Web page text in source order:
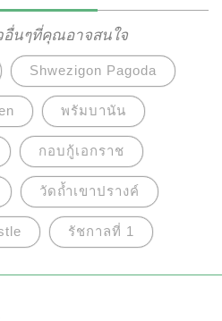
อื่นๆที่คุณอาจสนใจ
Shwezigon Pagoda
พรัมบานัน
กอบกู้เอกราช
วัดถ้ำเขาปรางค์
รัชกาลที่ 1